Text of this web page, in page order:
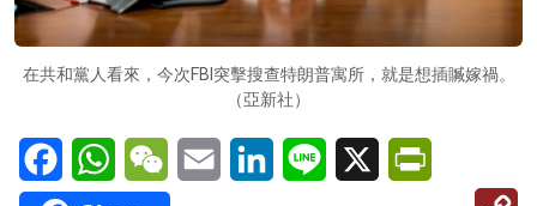
在共和黨人看來，今次FBI突擊搜查特朗普寓所，就是想插贓嫁禍。
（亞新社）
FacebookWhatsAppWeChatEmail LinkedInLine X